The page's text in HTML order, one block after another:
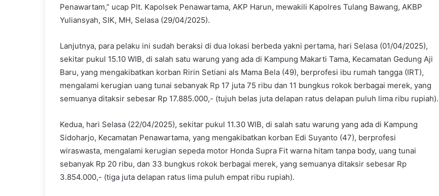
Penawartam,” ucap Plt. Kapolsek Penawartama, AKP Harun, mewakili Kapolres Tulang Bawang, AKBP
Yuliansyah, SIK, MH, Selasa (29/04/2025).
Lanjutnya, para pelaku ini sudah beraksi di dua lokasi berbeda yakni pertama, hari Selasa (01/04/2025),
sekitar pukul 15.10 WIB, di salah satu warung yang ada di Kampung Makarti Tama, Kecamatan Gedung Aji
Baru, yang mengakibatkan korban Ririn Setiani als Mama Bela (49), berprofesi ibu rumah tangga (IRT),
mengalami kerugian uang tunai sebanyak Rp 17 juta 75 ribu dan 11 bungkus rokok berbagai merek, yang
semuanya ditaksir sebesar Rp 17.885.000,- (tujuh belas juta delapan ratus delapan puluh lima ribu rupiah).
Kedua, hari Selasa (22/04/2025), sekitar pukul 11.30 WIB, di salah satu warung yang ada di Kampung
Sidoharjo, Kecamatan Penawartama, yang mengakibatkan korban Edi Suyanto (47), berprofesi
wiraswasta, mengalami kerugian sepeda motor Honda Supra Fit warna hitam tanpa body, uang tunai
sebanyak Rp 20 ribu, dan 33 bungkus rokok berbagai merek, yang semuanya ditaksir sebesar Rp
3.854.000,- (tiga juta delapan ratus lima puluh empat ribu rupiah).